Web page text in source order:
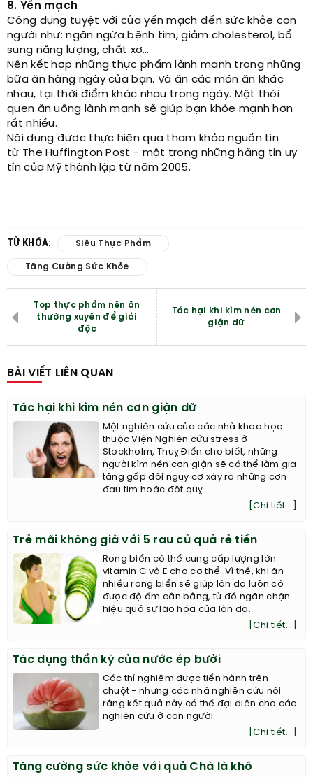
8. Yến mạch
Công dụng tuyệt với của yến mạch đến sức khỏe con
người như: ngăn ngừa bệnh tim, giảm cholesterol, bổ
sung năng lượng, chất xơ…
Nên kết hợp những thực phẩm lành mạnh trong những
bữa ăn hàng ngày của bạn. Và ăn các món ăn khác
nhau, tại thời điểm khác nhau trong ngày. Một thói
quen ăn uống lành mạnh sẽ giúp bạn khỏe mạnh hơn
rất nhiều.
Nội dung được thực hiện qua tham khảo nguồn tin
từ The Huffington Post - một trong những hãng tin uy
tín của Mỹ thành lập từ năm 2005.
TỪ KHÓA: Siêu Thực Phẩm
Tăng Cường Sức Khỏe
Top thực phẩm nên ăn
thường xuyên để giải
độc
Tác hại khi kìm nén cơn
giận dữ
BÀI VIẾT LIÊN QUAN
Tác hại khi kìm nén cơn giận dữ
Một nghiên cứu của các nhà khoa học
thuộc Viện Nghiên cứu stress ở
Stockholm, Thuỵ Điển cho biết, những
người kìm nén cơn giận sẽ có thể làm gia
tăng gấp đôi nguy cơ xảy ra những cơn
đau tim hoặc đột quỵ.
[Chi tiết...]
Trẻ mãi không già với 5 rau củ quả rẻ tiền
Rong biển có thể cung cấp lượng lớn
vitamin C và E cho cơ thể. Vì thế, khi ăn
nhiều rong biển sẽ giúp làn da luôn có
được độ ẩm cân bằng, từ đó ngăn chặn
hiệu quả sự lão hóa của làn da.
[Chi tiết...]
Tác dụng thần kỳ của nước ép bưởi
Các thí nghiệm được tiến hành trên
chuột - nhưng các nhà nghiên cứu nói
rằng kết quả này có thể đại diện cho các
nghiên cứu ở con người.
[Chi tiết...]
Tăng cường sức khỏe với quả Chà là khô